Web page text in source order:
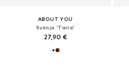
ABOUT YOU
Suknja 'Taria'
27,90 €